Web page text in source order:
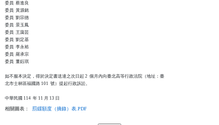
委員  蔡進良
委員  黃源銘
委員  劉宗德
委員  景玉鳳
委員  王藹芸
委員  劉定基
委員  李永裕
委員  羅承宗
委員  董鈺琪
如不服本決定，得於決定書送達之次日起 2  個月內向臺北高等行政法院（地址：臺
北市士林區福國路 101  號）提起行政訴訟。
相關圖表： 罰鍰額度（摘錄）表.PDF